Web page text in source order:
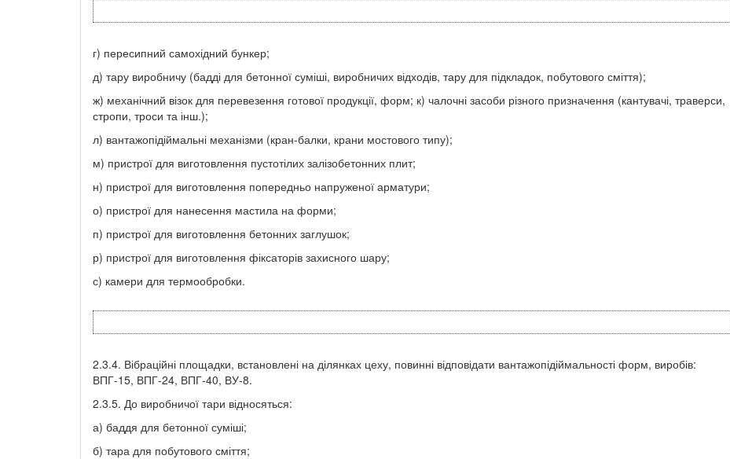
г) пересипний самохідний бункер;
д) тару виробничу (бадді для бетонної суміші, виробничих відходів, тару для підкладок, побутового сміття);
ж) механічний візок для перевезення готової продукції, форм; к) чалочні засоби різного призначення (кантувачі, траверси,
стропи, троси та інш.);
л) вантажопідіймальні механізми (кран-балки, крани мостового типу);
м) пристрої для виготовлення пустотілих залізобетонних плит;
н) пристрої для виготовлення попередньо напруженої арматури;
о) пристрої для нанесення мастила на форми;
п) пристрої для виготовлення бетонних заглушок;
р) пристрої для виготовлення фіксаторів захисного шару;
с) камери для термообробки.
2.3.4. Вібраційні площадки, встановлені на ділянках цеху, повинні відповідати вантажопідіймальності форм, виробів:
ВПГ-15, ВПГ-24, ВПГ-40, ВУ-8.
2.3.5. До виробничої тари відносяться:
а) баддя для бетонної суміші;
б) тара для побутового сміття;